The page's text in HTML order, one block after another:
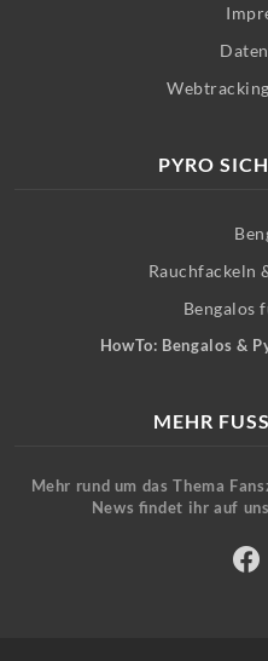
PYRO
Rauchfackeln
Bengalos
HowTo: Bengalos &
MEHR
Mehr rund um das Thema
News findet ihr auf